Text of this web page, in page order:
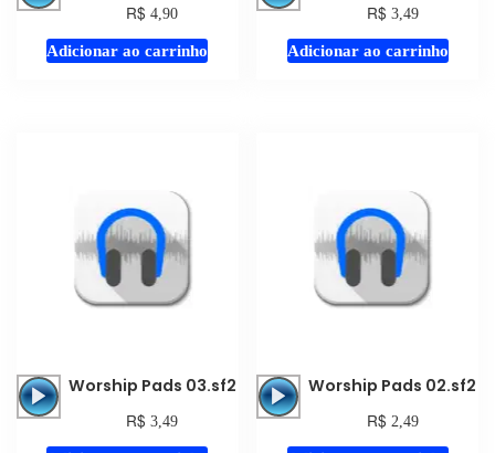
áudio
R$ 4,90
Adicionar ao carrinho
áudio
R$ 3,49
Adicionar ao carrinho
Tocador
áudio
Worship Pads 03.sf2
R$ 3,49
Tocador
áudio
Worship Pads 02.sf2
R$ 2,49